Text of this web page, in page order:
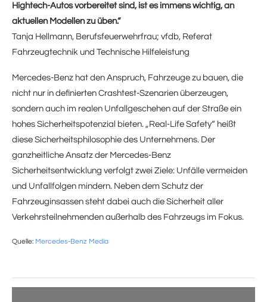
Hightech-Autos vorbereitet sind, ist es immens wichtig, an
aktuellen Modellen zu üben.“
Tanja Hellmann, Berufsfeuerwehrfrau; vfdb, Referat
Fahrzeugtechnik und Technische Hilfeleistung
Mercedes-Benz hat den Anspruch, Fahrzeuge zu bauen, die
nicht nur in definierten Crashtest-Szenarien überzeugen,
sondern auch im realen Unfallgeschehen auf der Straße ein
hohes Sicherheitspotenzial bieten. „Real‑Life Safety“ heißt
diese Sicherheitsphilosophie des Unternehmens. Der
ganzheitliche Ansatz der Mercedes‑Benz
Sicherheitsentwicklung verfolgt zwei Ziele: Unfälle vermeiden
und Unfallfolgen mindern. Neben dem Schutz der
Fahrzeuginsassen steht dabei auch die Sicherheit aller
Verkehrsteilnehmenden außerhalb des Fahrzeugs im Fokus.
Quelle: Mercedes-Benz Media